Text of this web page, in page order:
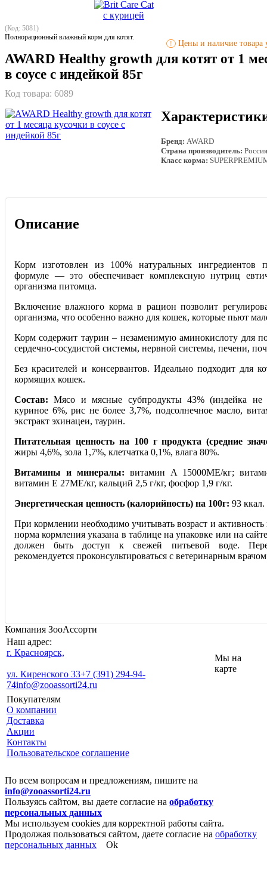
(Код: 5081)
Полнорационный влажный корм для котят.
! Цены и наличие товара
AWARD Healthy growth для котят от 1
в соусе с индейкой 85г
Код товара: 6089
Бренд: AWARD
Страна производитель: Россия
Класс корма:
Описание
Корм изготовлен из 100% натуральных ингредиентов
формуле — это обеспечивает комплексную нутриц
организма питомца.
Включение влажного корма в рацион позволит
организма, что особенно важно для кошек, которые пьют
Корм содержит таурин – незаменимую аминокислоту для
сердечно-сосудистой системы, нервной системы, печени,
Без красителей и консервантов. Идеально подходит для
кормящих кошек.
Состав: Мясо и мясные субпродукты 43% (индейка не
куриное 6%, рис не более 3,7%, подсолнечное масло,
экстракт эхинацеи, таурин.
Питательная ценность на 100 г продукта (средние
жиры 4,6%, зола 1,7%, клетчатка 0,1%, влага 80%.
Витамины и минералы: витамин А 15000ME/кг;
витамин Е 27ME/кг, кальций 2,5 г/кг, фосфор 1,9 г/кг.
Энергетическая ценность (калорийность) на 100г: 93 ккал.
При кормлении необходимо учитывать возраст и
норма кормления указана в таблице на упаковке или на
должен быть доступ к свежей питьевой воде.
рекомендуется проконсультироваться с ветеринарным
Компания ЗооАссорти
Наш адрес:
г. Красноярск,
ул. Киренского 33+7 (391) 294-94-
74info@zooassorti24.ru
Мы на
карте
Покупателям
О компании
Доставка
Акции
Контакты
Пользовательское соглашение
По всем вопросам и предложениям, пишите на
info@zooassorti24.ru
Пользуясь сайтом, вы даете согласие на обработку
персональных данных
Мы используем cookies для корректной работы сайта.
Продолжая пользоваться сайтом, даете согласие на обработку
персональных данных
Ok